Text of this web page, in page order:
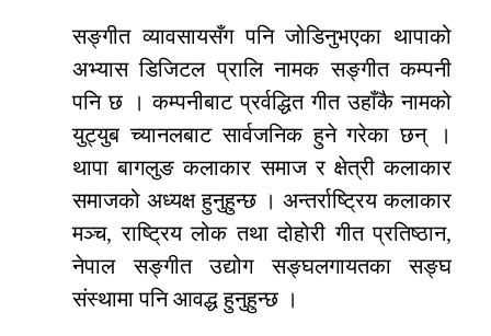
सङ्गीत व्यावसायसँग पनि जोडिनुभएका थापाको
अभ्यास डिजिटल प्रालि नामक सङ्गीत कम्पनी
पनि छ । कम्पनीबाट प्रर्वद्धित गीत उहाँकै नामको
युट्युब च्यानलबाट सार्वजनिक हुने गरेका छन् ।
थापा बागलुङ कलाकार समाज र क्षेत्री कलाकार
समाजको अध्यक्ष हुनुहुन्छ । अन्तर्राष्ट्रिय कलाकार
मञ्च, राष्ट्रिय लोक तथा दोहोरी गीत प्रतिष्ठान,
नेपाल सङ्गीत उद्योग सङ्घलगायतका सङ्घ
संस्थामा पनि आवद्ध हुनुहुन्छ ।